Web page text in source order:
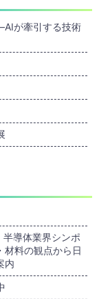
が牽引する技術
導体業界シンポ
材料の観点から日
内